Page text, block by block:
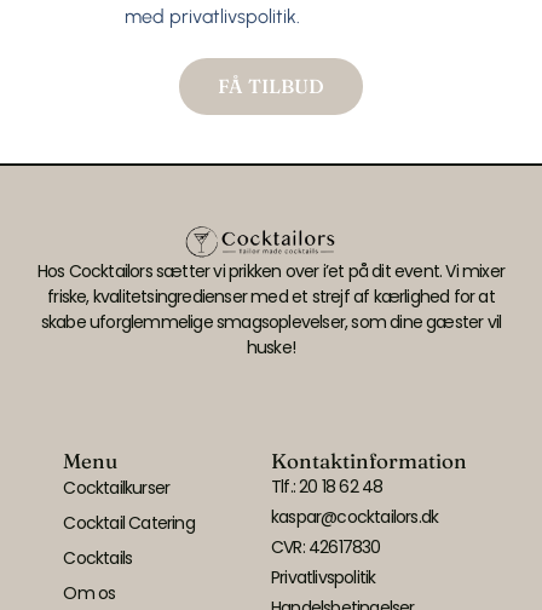
med privatlivspolitik.
FÅ TILBUD
Hos Cocktailors sætter vi prikken over i’et på dit event. Vi mixer
friske, kvalitetsingredienser med et strejf af kærlighed for at
skabe uforglemmelige smagsoplevelser, som dine gæster vil
huske!
Menu
Cocktailkurser
Cocktail Catering
Cocktails
Om os
Kontaktinformation
Tlf.: 20 18 62 48
kaspar@cocktailors.dk
CVR: 42617830
Privatlivspolitik